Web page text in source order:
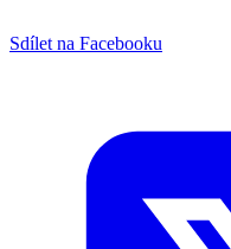
Sdílet na Facebooku